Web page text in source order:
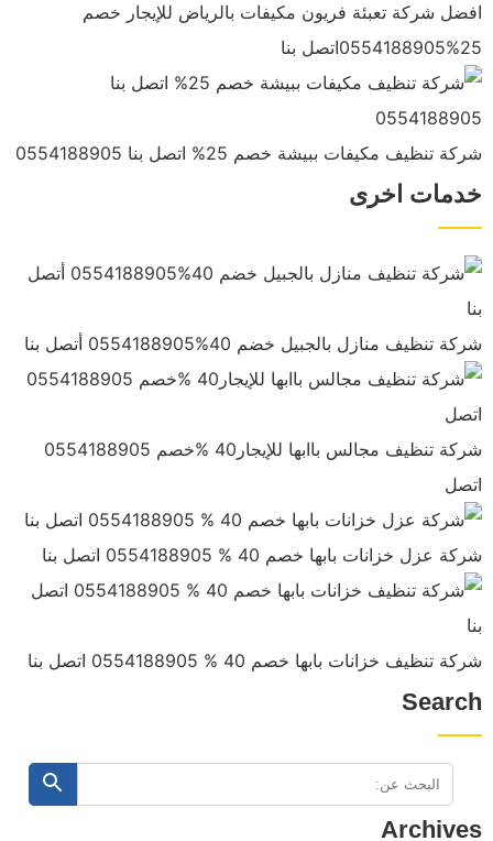
افضل شركة تعبئة فريون مكيفات بالرياض للإيجار خصم
25%0554188905اتصل بنا
شركة تنظيف مكيفات ببيشة خصم 25% اتصل بنا 0554188905
خدمات اخرى
شركة تنظيف منازل بالجبيل خضم 40%0554188905 أتصل بنا
شركة تنظيف مجالس باابها للإيجار40 %خصم 0554188905
اتصل
شركة عزل خزانات بابها خصم 40 % 0554188905 اتصل بنا
شركة تنظيف خزانات بابها خصم 40 % 0554188905 اتصل بنا
Search
البحث
عن:
ابحث
Archives